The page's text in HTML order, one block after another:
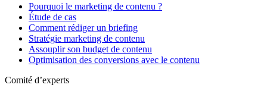
Pourquoi le marketing de contenu ?
Étude de cas
Comment rédiger un briefing
Stratégie marketing de contenu
Assouplir son budget de contenu
Optimisation des conversions avec le contenu
Comité d’experts